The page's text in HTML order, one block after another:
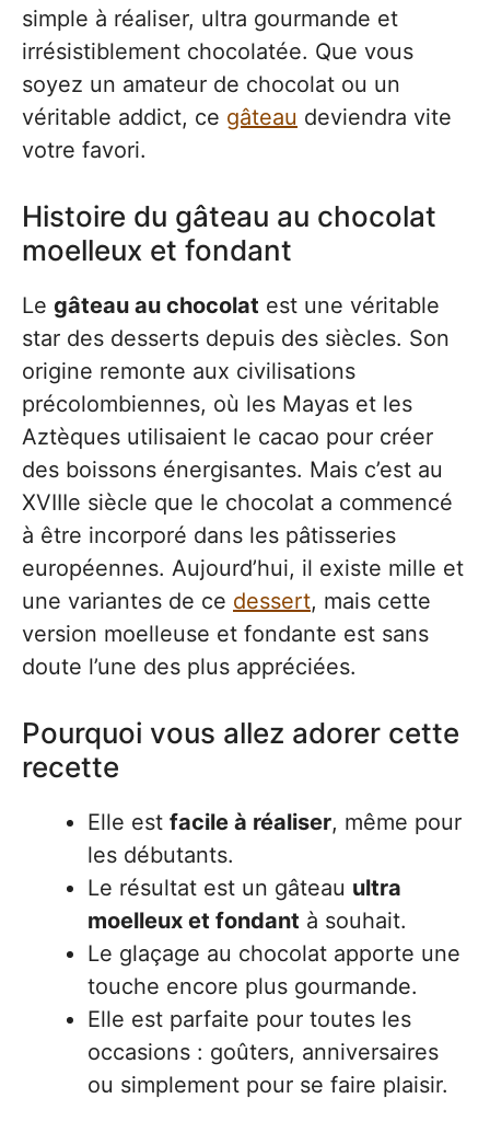
simple à réaliser, ultra gourmande et
irrésistiblement chocolatée. Que vous
soyez un amateur de chocolat ou un
véritable addict, ce gâteau deviendra vite
votre favori.
Histoire du gâteau au chocolat
moelleux et fondant
Le gâteau au chocolat est une véritable
star des desserts depuis des siècles. Son
origine remonte aux civilisations
précolombiennes, où les Mayas et les
Aztèques utilisaient le cacao pour créer
des boissons énergisantes. Mais c’est au
XVIIIe siècle que le chocolat a commencé
à être incorporé dans les pâtisseries
européennes. Aujourd’hui, il existe mille et
une variantes de ce dessert, mais cette
version moelleuse et fondante est sans
doute l’une des plus appréciées.
Pourquoi vous allez adorer cette
recette
Elle est facile à réaliser, même pour
les débutants.
Le résultat est un gâteau ultra
moelleux et fondant à souhait.
Le glaçage au chocolat apporte une
touche encore plus gourmande.
Elle est parfaite pour toutes les
occasions : goûters, anniversaires
ou simplement pour se faire plaisir.